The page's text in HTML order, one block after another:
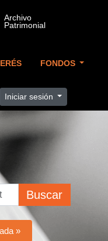
FONDOS
Iniciar sesión
Buscar
»